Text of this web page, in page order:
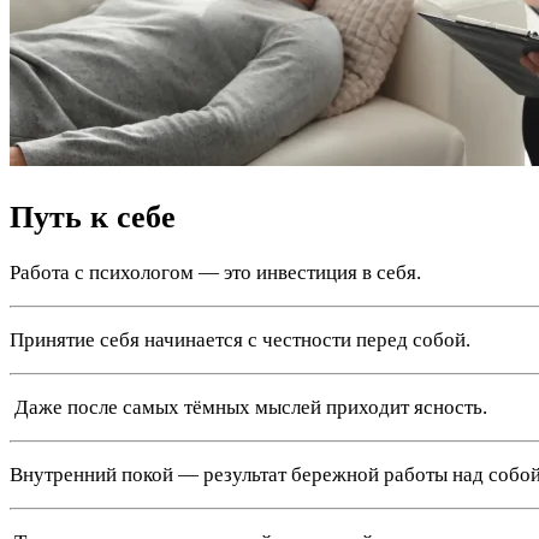
Путь к себе
Работа с психологом — это инвестиция в себя.
Принятие себя начинается с честности перед собой.
️ Даже после самых тёмных мыслей приходит ясность.
Внутренний покой — результат бережной работы над